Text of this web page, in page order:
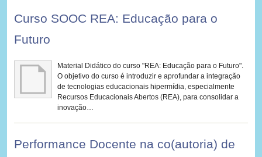
Curso SOOC REA: Educação para o
Futuro
Material Didático do curso "REA: Educação para o Futuro".
O objetivo do curso é introduzir e aprofundar a integração
de tecnologias educacionais hipermídia, especialmente
Recursos Educacionais Abertos (REA), para consolidar a
inovação…
Performance Docente na co(autoria) de